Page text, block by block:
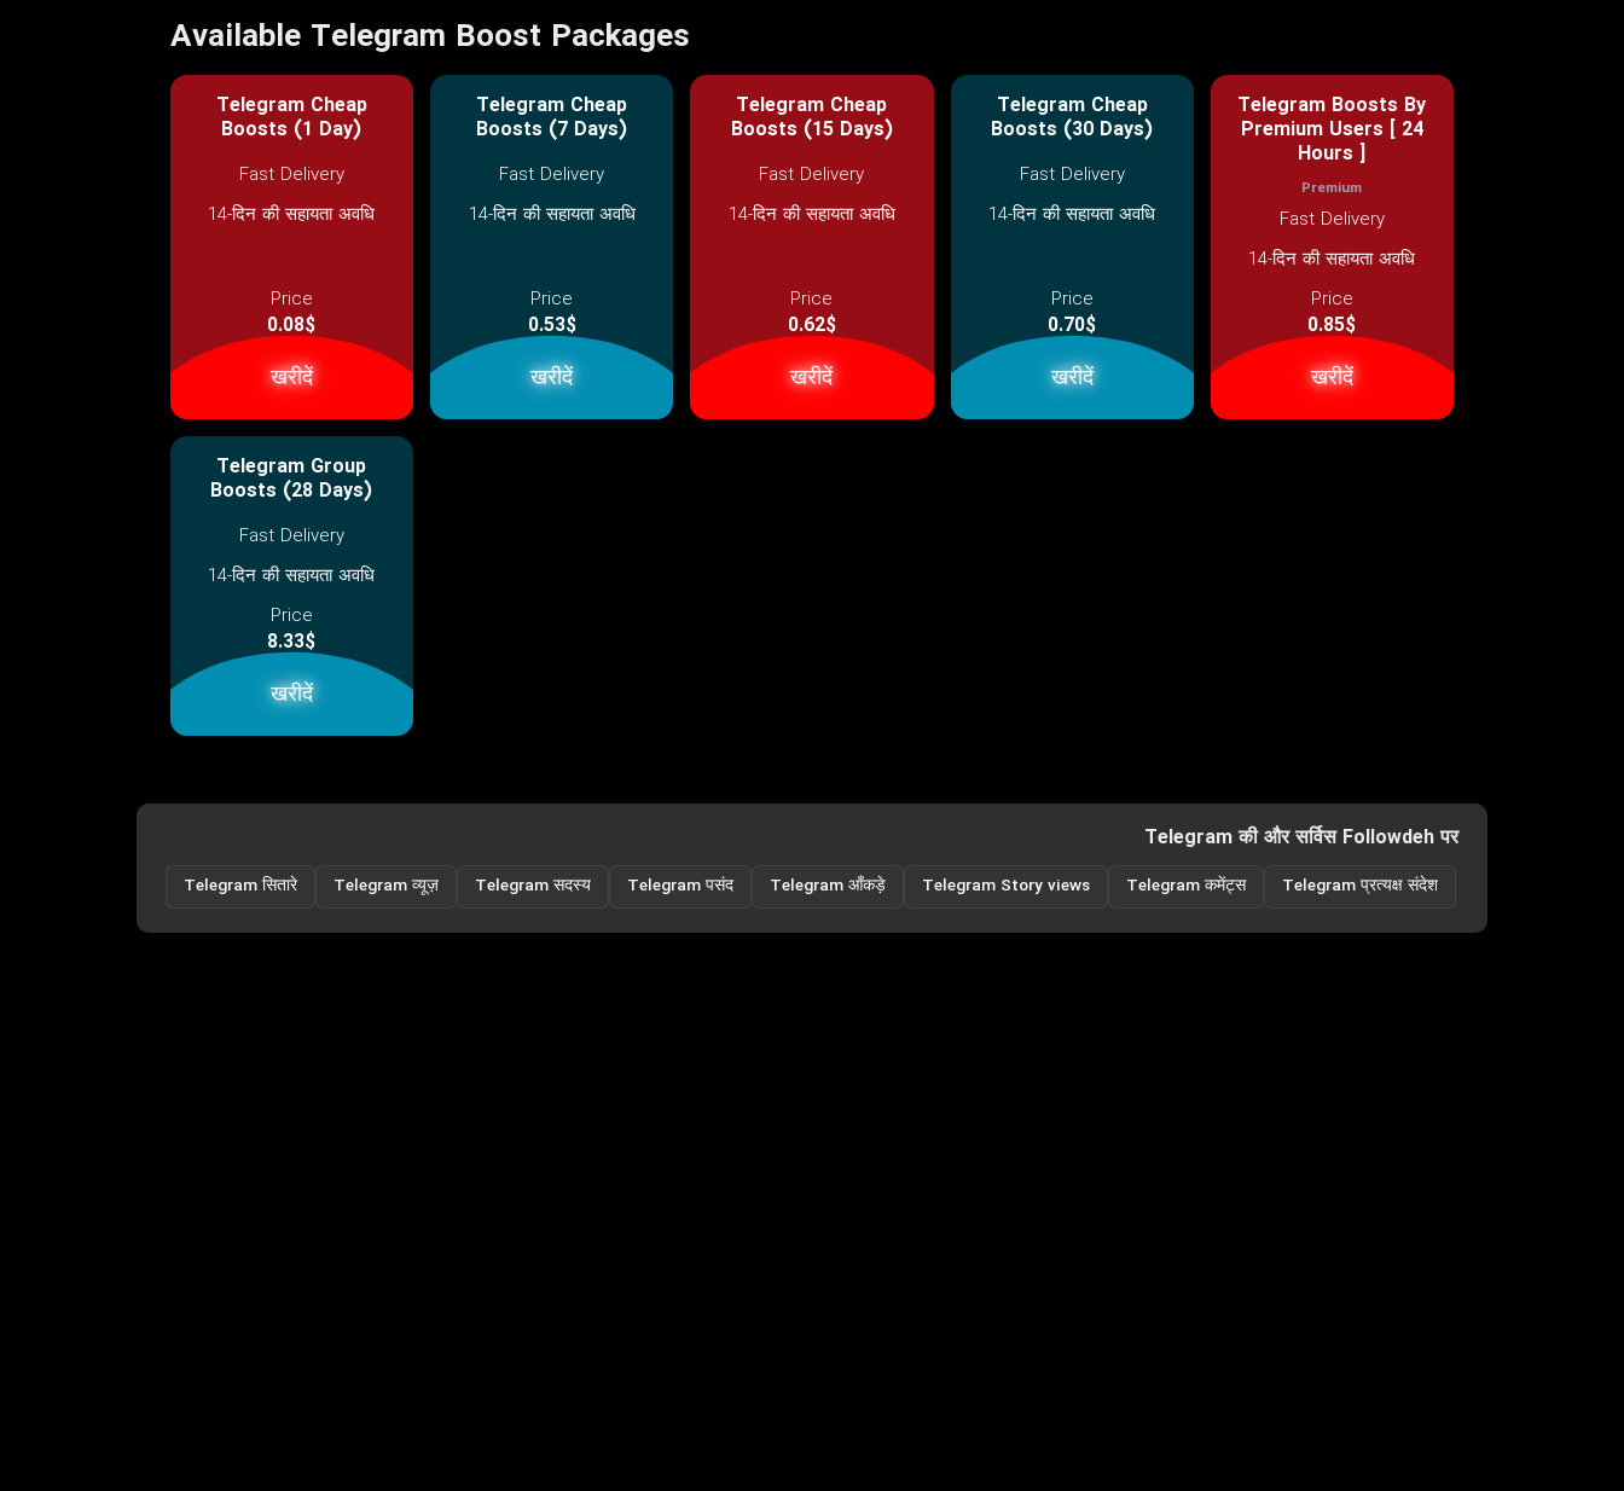
Available Telegram Boost Packages
Telegram Cheap
Boosts (1 Day)
Fast Delivery
14-दिन की सहायता अवधि
Price
0.08$
खरीदें
Telegram Cheap
Boosts (7 Days)
Fast Delivery
14-दिन की सहायता अवधि
Price
0.53$
खरीदें
Telegram Cheap
Boosts (15 Days)
Fast Delivery
14-दिन की सहायता अवधि
Price
0.62$
खरीदें
Telegram Cheap
Boosts (30 Days)
Fast Delivery
14-दिन की सहायता अवधि
Price
0.70$
खरीदें
Telegram Boosts By
Premium Users [ 24
Hours ]
Premium
Fast Delivery
14-दिन की सहायता अवधि
Price
0.85$
खरीदें
Telegram Group
Boosts (28 Days)
Fast Delivery
14-दिन की सहायता अवधि
Price
8.33$
खरीदें
Telegram की और सर्विस Followdeh पर
Telegram सितारे Telegram व्यूज़ Telegram सदस्य Telegram पसंद Telegram आँकड़े Telegram Story views Telegram कमेंट्स Telegram प्रत्यक्ष संदेश